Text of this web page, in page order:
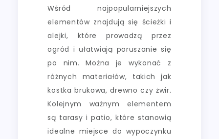
Wśród najpopularniejszych
elementów znajdują się ścieżki i
alejki, które prowadzą przez
ogród i ułatwiają poruszanie się
po nim. Można je wykonać z
różnych materiałów, takich jak
kostka brukowa, drewno czy żwir.
Kolejnym ważnym elementem
są tarasy i patio, które stanowią
idealne miejsce do wypoczynku